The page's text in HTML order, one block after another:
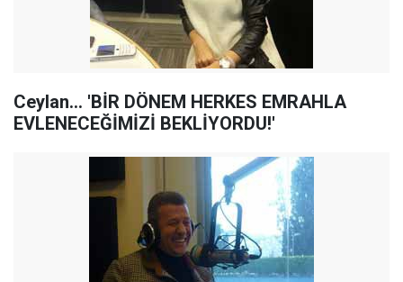
Ceylan... 'BİR DÖNEM HERKES EMRAHLA
EVLENECEĞİMİZİ BEKLİYORDU!'